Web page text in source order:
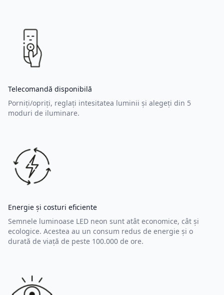
Telecomandă disponibilă
Porniți/opriți, reglați intesitatea luminii și alegeți din 5
moduri de iluminare.
Energie și costuri eficiente
Semnele luminoase LED neon sunt atât economice, cât și
ecologice. Acestea au un consum redus de energie și o
durată de viață de peste 100.000 de ore.